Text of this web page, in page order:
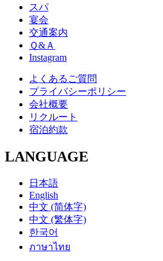
スパ
宴会
交通案内
Ｑ&Ａ
Instagram
よくあるご質問
プライバシーポリシー
会社概要
リクルート
宿泊約款
LANGUAGE
日本語
English
中文 (简体字)
中文 (繁体字)
한국어
ภาษาไทย